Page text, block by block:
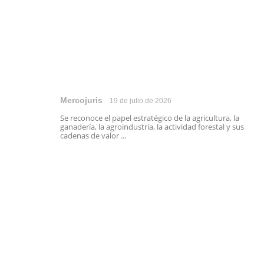
Mercojuris 19 de julio de 2026
Se reconoce el papel estratégico de la agricultura, la
ganadería, la agroindustria, la actividad forestal y sus
cadenas de valor ...